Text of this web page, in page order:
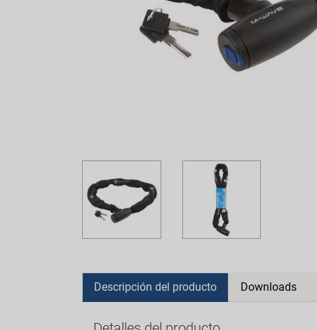
Descripción del producto Downloads